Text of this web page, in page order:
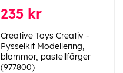
235 kr
Creative Toys Creativ -
Pysselkit Modellering,
blommor, pastellfärger
(977800)